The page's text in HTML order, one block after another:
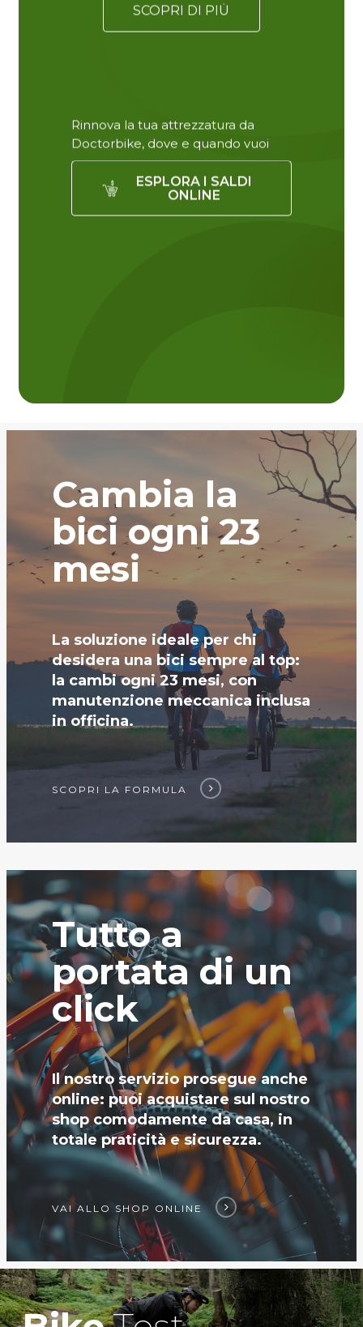
SCOPRI DI PIÙ
Rinnova la tua attrezzatura da
Doctorbike, dove e quando vuoi
ESPLORA I SALDI
ONLINE
Cambia la
bici ogni 23
mesi
La soluzione ideale per chi
desidera una bici sempre al top:
la cambi ogni 23 mesi, con
manutenzione meccanica inclusa
in officina.
SCOPRI LA FORMULA
Tutto a
portata di un
click
Il nostro servizio prosegue anche
online: puoi acquistare sul nostro
shop comodamente da casa, in
totale praticità e sicurezza.
VAI ALLO SHOP ONLINE